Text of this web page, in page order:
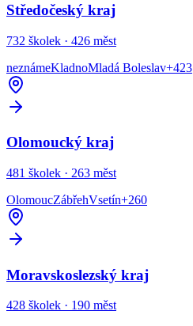
Středočeský kraj
732 školek · 426 měst
neznámeKladnoMladá Boleslav+423
Olomoucký kraj
481 školek · 263 měst
OlomoucZábřehVsetín+260
Moravskoslezský kraj
428 školek · 190 měst